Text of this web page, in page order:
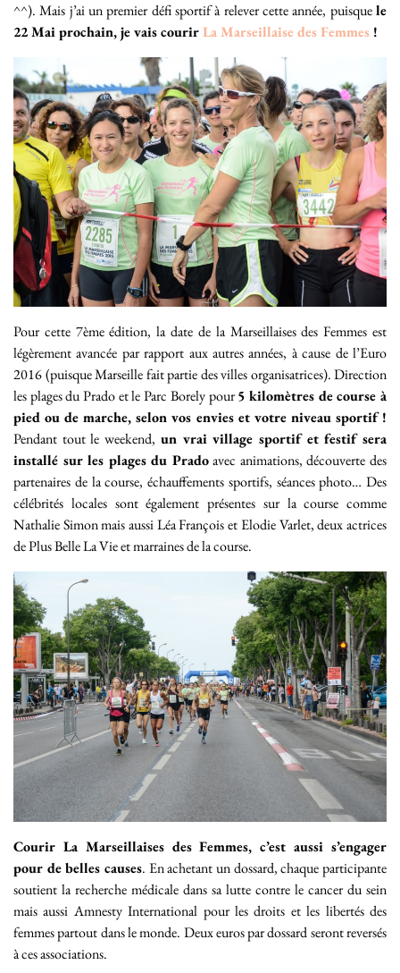
^^). Mais j’ai un premier défi sportif à relever cette année, puisquele
22 Mai prochain, je vais courirLa Marseillaise des Femmes !
Pour cette 7ème édition, la date de la Marseillaises des Femmes est
légèrement avancée par rapport aux autres années, à cause de l’Euro
2016 (puisque Marseille fait partie des villes organisatrices). Direction
les plages du Prado et le Parc Borely pour5 kilomètres de course à
pied ou de marche, selon vos envies et votre niveau sportif !
Pendant tout le weekend, un vrai village sportif et festif sera
installé sur les plages du Pradoavec animations, découverte des
partenaires de la course, échauffements sportifs, séances photo… Des
célébrités locales sont également présentes sur la course comme
Nathalie Simon mais aussi Léa François et Elodie Varlet, deux actrices
de Plus Belle La Vie et marraines de la course.
Courir La Marseillaises des Femmes, c’est aussi s’engager
pour de belles causes. En achetant un dossard, chaque participante
soutient la recherche médicale dans sa lutte contre le cancer du sein
mais aussi Amnesty International pour les droits et les libertés des
femmes partout dans le monde. Deux euros par dossard seront reversés
à ces associations.